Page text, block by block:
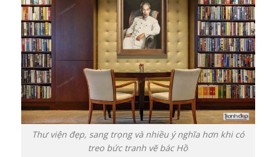
Thư viện đẹp, sang trọng và nhiều ý nghĩa hơn khi có
treo bức tranh vẽ bác Hồ